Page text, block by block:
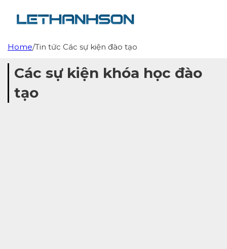
Home/Tin tức Các sự kiện đào tạo
Các sự kiện khóa học đào
tạo